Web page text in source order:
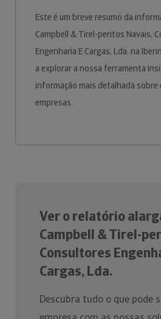
Este é um breve resumo da
Campbell & Tirel-peritos Navais,
Engenharia E Cargas, Lda. na
a explorar a nossa ferramenta
informação mais detalhada sobre
empresas.
Ver o relatório
Campbell & Tirel-
Consultores
Cargas, Lda.
Descubra tudo o que pode